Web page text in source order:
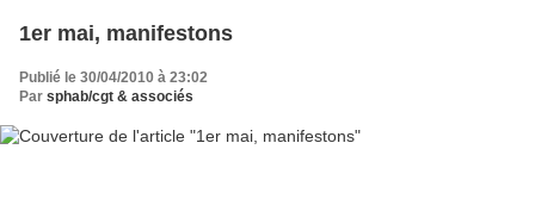
1er mai, manifestons
Publié le 30/04/2010 à 23:02
Par sphab/cgt & associés